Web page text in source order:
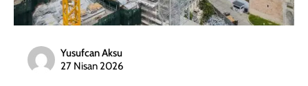
Yusufcan Aksu
27 Nisan 2026